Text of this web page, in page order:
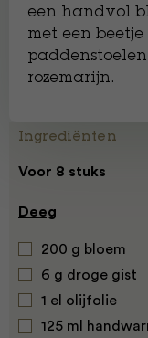
een handvol
met een
rozemarijn.
Ingrediënten
Voor 8 stuks
Deeg
200 g bloem
6 g droge gist
1 el olijfolie
125 ml